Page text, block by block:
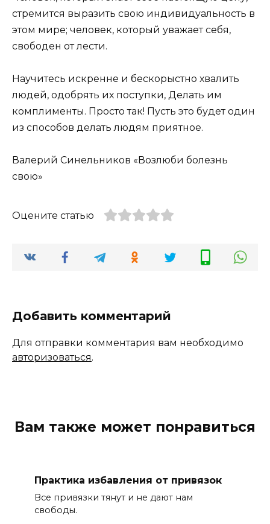
стремится выразить свою индивидуальность в
этом мире; человек, который уважает себя,
свободен от лести.
Научитесь искренне и бескорыстно хвалить
людей, одобрять их поступки, Делать им
комплименты. Просто так! Пусть это будет один
из способов делать людям приятное.
Валерий Синельников «Возлюби болезнь
свою»
Оцените статью
Добавить комментарий
Для отправки комментария вам необходимо
авторизоваться.
Вам также может понравиться
Практика избавления от привязок
Все привязки тянут и не дают нам
свободы.